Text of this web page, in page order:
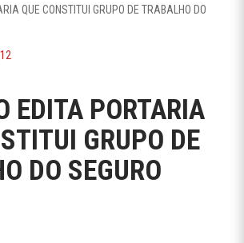
QUE CONSTITUI GRUPO DE TRABALHO DO
EDITA PORTARIA
GRUPO DE
DO SEGURO